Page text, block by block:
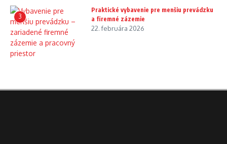
3
Praktické vybavenie pre menšiu prevádzku
a firemné zázemie
22. februára 2026